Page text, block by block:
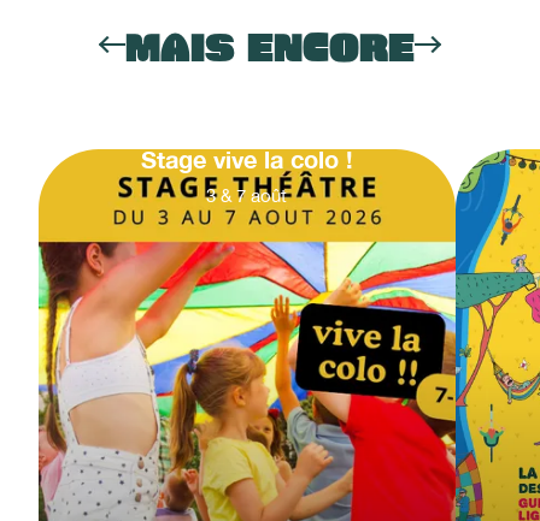
MAIS ENCORE
Stage vive la colo !
3 & 7 août